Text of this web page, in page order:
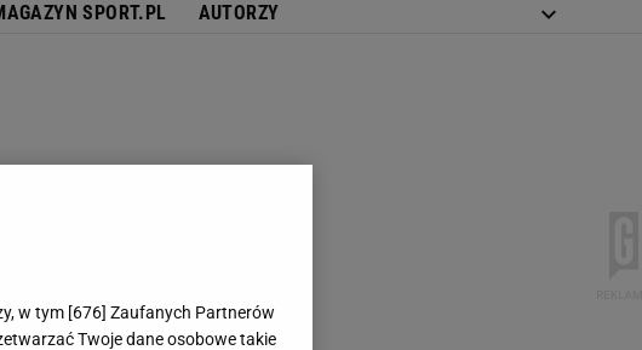
SPORT.PL AUTORZY
w tym [676] Zaufanych Partnerów
Twoje dane osobowe takie